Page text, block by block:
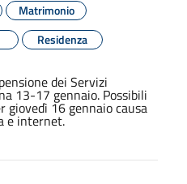
Matrimonio
Residenza